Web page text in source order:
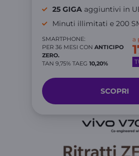
25 GIGA aggiuntivi in
Minuti illimitati e 200
SMARTPHONE:
PER 36 MESI CON ANTICIPO
ZERO.
TAN 9,75% TAEG 10,20%
a
SCOPRI